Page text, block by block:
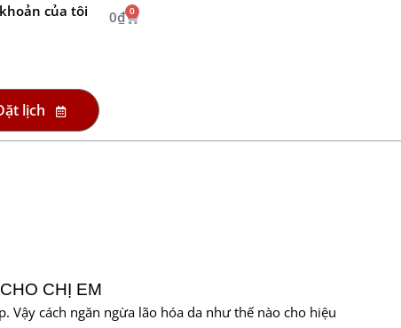
của tôi 0₫ 0
lịch
CHỊ EM
Vậy cách ngăn ngừa lão hóa da như thế nào cho hiệu